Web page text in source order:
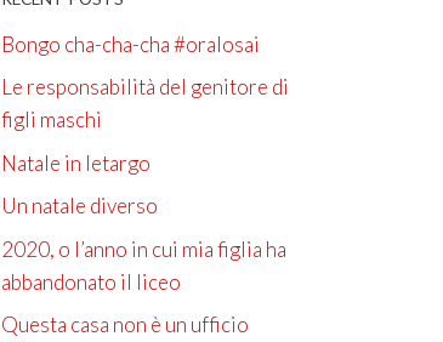
Bongo cha-cha-cha #oralosai
Le responsabilità del genitore di
figli maschi
Natale in letargo
Un natale diverso
2020, o l’anno in cui mia figlia ha
abbandonato il liceo
Questa casa non è un ufficio